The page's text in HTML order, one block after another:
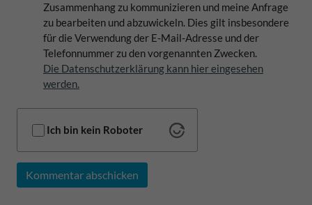
Zusammenhang zu kommunizieren und meine Anfrage
zu bearbeiten und abzuwickeln. Dies gilt insbesondere
für die Verwendung der E-Mail-Adresse und der
Telefonnummer zu den vorgenannten Zwecken.
Die Datenschutzerklärung kann hier eingesehen
werden.
Ich bin kein Roboter
Kommentar abschicken